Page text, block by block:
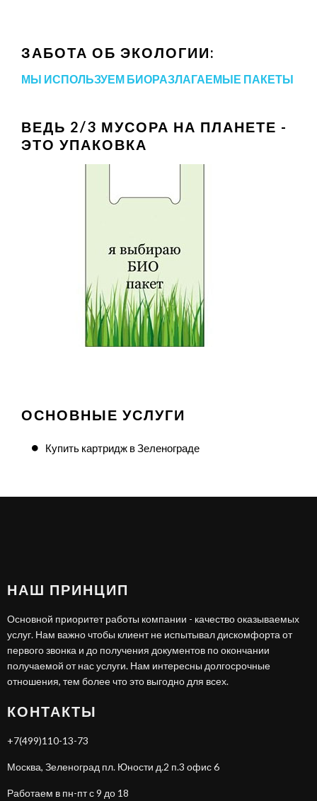
ЗАБОТА ОБ ЭКОЛОГИИ:
МЫ ИСПОЛЬЗУЕМ БИОРАЗЛАГАЕМЫЕ ПАКЕТЫ
ВЕДЬ 2/3 МУСОРА НА ПЛАНЕТЕ -
ЭТО УПАКОВКА
ОСНОВНЫЕ УСЛУГИ
Купить картридж в Зеленограде
НАШ ПРИНЦИП
Основной приоритет работы компании - качество оказываемых
услуг. Нам важно чтобы клиент не испытывал дискомфорта от
первого звонка и до получения документов по окончании
получаемой от нас услуги. Нам интересны долгосрочные
отношения, тем более что это выгодно для всех.
КОНТАКТЫ
+7(499)110-13-73
Москва, Зеленоград пл. Юности д.2 п.3 офис 6
Работаем в пн-пт с 9 до 18